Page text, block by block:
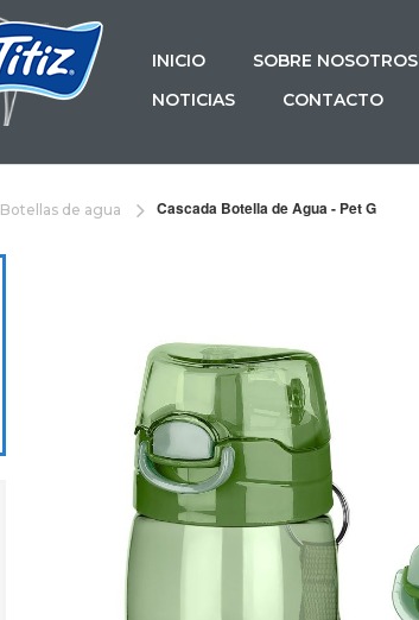
INICIO SOBRE NOSOTROS
NOTICIAS
CONTACTO
Botellas de agua Cascada Botella de Agua - Pet G